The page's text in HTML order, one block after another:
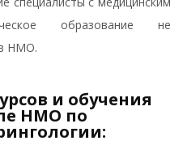
образование не
НМО.
и обучения
НМО по